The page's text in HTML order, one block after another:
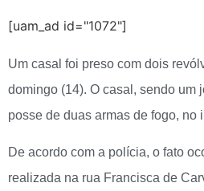
[uam_ad id="1072"]
Um casal foi preso com dois
domingo (14). O casal, sendo um
posse de duas armas de fogo, no
De acordo com a polícia, o fato
realizada na rua Francisca de